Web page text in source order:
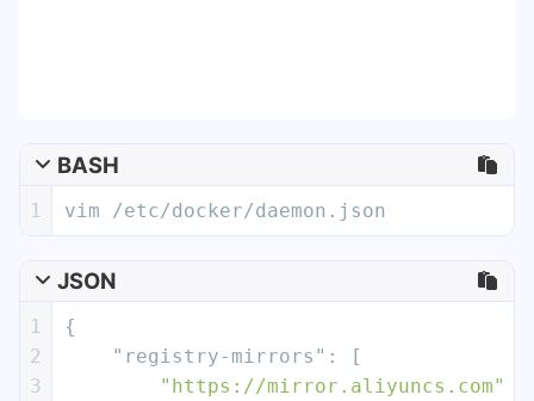
BASH
1 vim /etc/docker/daemon.json
JSON
1
2
3
{
"registry-mirrors" :
[
"https://mirror.aliyuncs.com"